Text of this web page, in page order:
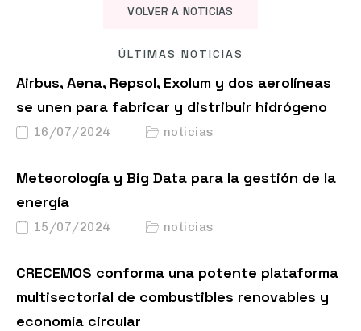
VOLVER A NOTICIAS
ÚLTIMAS NOTICIAS
Airbus, Aena, Repsol, Exolum y dos aerolíneas
se unen para fabricar y distribuir hidrógeno
16/07/2024 noticias
Meteorología y Big Data para la gestión de la
energía
15/07/2024 noticias
CRECEMOS conforma una potente plataforma
multisectorial de combustibles renovables y
economía circular